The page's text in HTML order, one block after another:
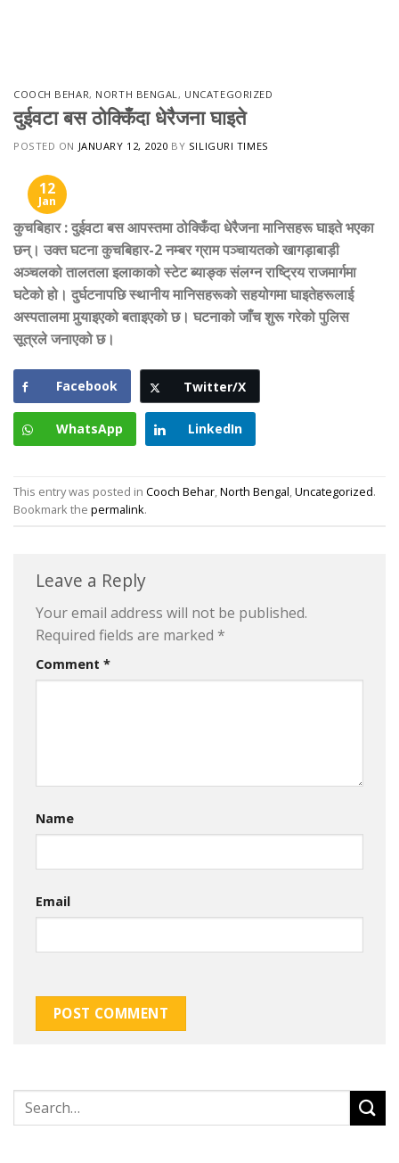
COOCH BEHAR, NORTH BENGAL, UNCATEGORIZED
दुईवटा बस ठोक्किँदा धेरैजना घाइते
POSTED ON JANUARY 12, 2020 BY SILIGURI TIMES
12
Jan
कुचबिहार:दुईवटा बस आपस्तमा ठोक्किँदाधेरैजना मानिसहरू घाइते भएका
छन्। उक्त घटना कुचबिहार-2 नम्बर ग्राम पञ्चायतको खागड़ाबाड़ी
अञ्चलको तालतला इलाकाको स्टेट ब्याङ्क संलग्न राष्ट्रिय राजमार्गमा
घटेको हो। दुर्घटनापछि स्थानीय मानिसहरूको सहयोगमा घाइतेहरूलाई
अस्पतालमा पुर्‍याइएको बताइएको छ। घटनाको जाँच शुरू गरेको पुलिस
सूत्रले जनाएको छ।
Facebook Twitter/X
WhatsApp LinkedIn
This entry was posted in Cooch Behar,North Bengal,Uncategorized.
Bookmark the permalink.
Leave a Reply
Your email address will not be published.
Required fields are marked *
Comment *
Name
Email